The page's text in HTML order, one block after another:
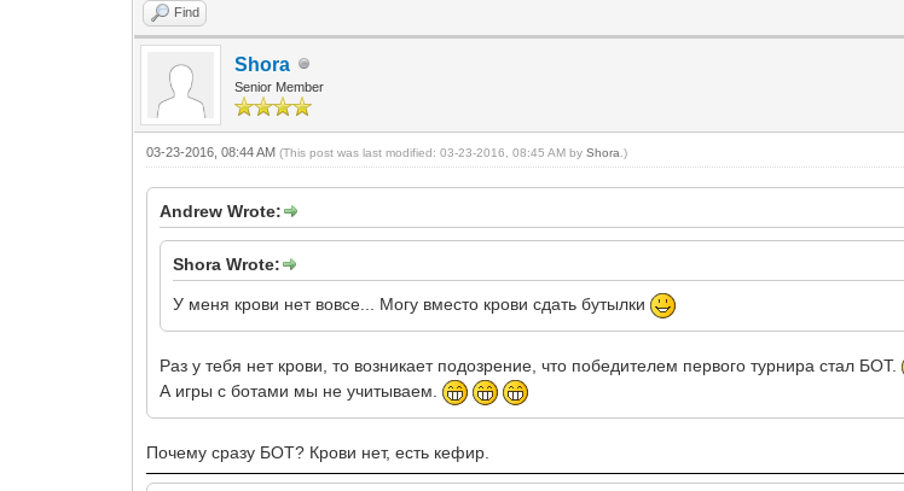
Find
Shora
Senior Member
03-23-2016, 08:44 AM(This post was last modified: 03-23-2016, 08:45 AM byShora .)
Andrew Wrote:
Shora Wrote:
У меня крови нет вовсе... Могу вместо крови сдать бутылки
Раз у тебя нет крови, то возникает подозрение, что победителем первого турнира стал БОТ.
А игры с ботами мы не учитываем.
Почему сразу БОТ? Крови нет, есть кефир.